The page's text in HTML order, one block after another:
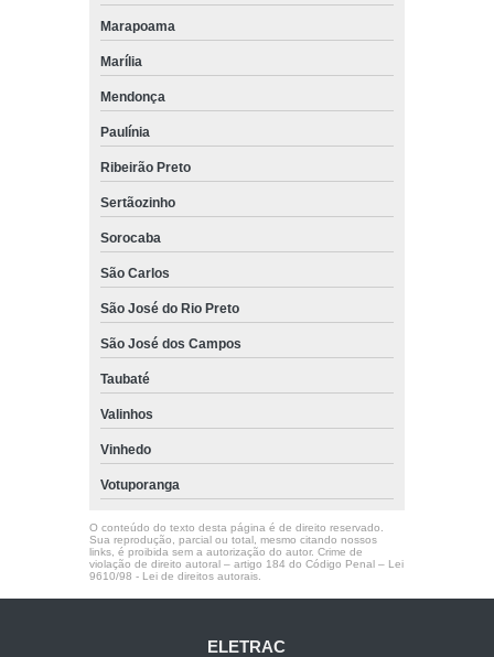
Marapoama
Marília
Mendonça
Paulínia
Ribeirão Preto
Sertãozinho
Sorocaba
São Carlos
São José do Rio Preto
São José dos Campos
Taubaté
Valinhos
Vinhedo
Votuporanga
O conteúdo do texto desta página é de direito reservado.
Sua reprodução, parcial ou total, mesmo citando nossos
links, é proibida sem a autorização do autor. Crime de
violação de direito autoral – artigo 184 do Código Penal – Lei
9610/98 - Lei de direitos autorais.
ELETRAC